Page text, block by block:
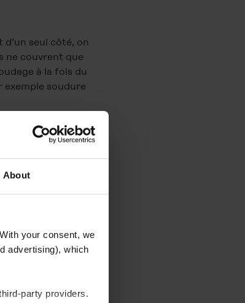
About
your consent, we
advertising), which
party providers.
seul côté, on
ne couvrent que
à la fois du
exemple soudure
est entièrement